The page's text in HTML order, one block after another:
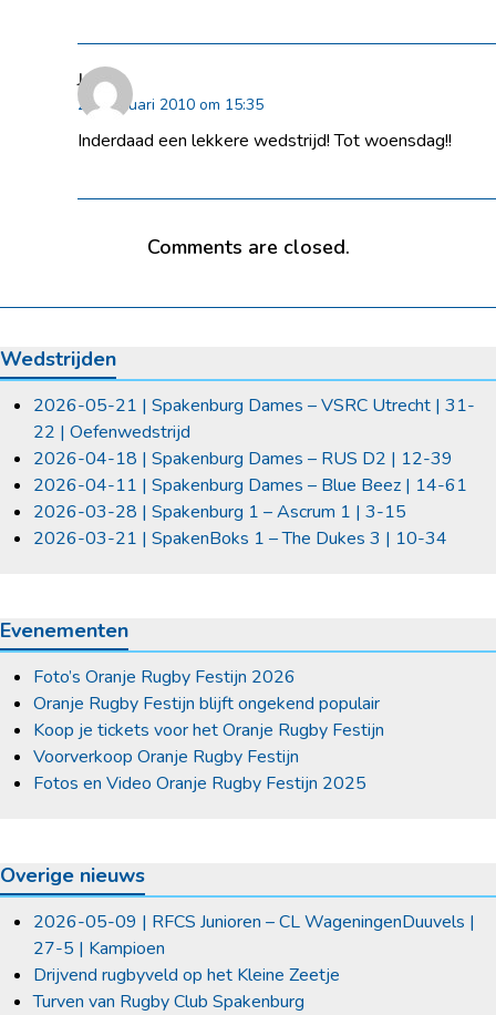
Japie
22 februari 2010 om 15:35
Inderdaad een lekkere wedstrijd! Tot woensdag!!
Comments are closed.
Wedstrijden
2026-05-21 | Spakenburg Dames – VSRC Utrecht | 31-
22 | Oefenwedstrijd
2026-04-18 | Spakenburg Dames – RUS D2 | 12-39
2026-04-11 | Spakenburg Dames – Blue Beez | 14-61
2026-03-28 | Spakenburg 1 – Ascrum 1 | 3-15
2026-03-21 | SpakenBoks 1 – The Dukes 3 | 10-34
Evenementen
Foto’s Oranje Rugby Festijn 2026
Oranje Rugby Festijn blijft ongekend populair
Koop je tickets voor het Oranje Rugby Festijn
Voorverkoop Oranje Rugby Festijn
Fotos en Video Oranje Rugby Festijn 2025
Overige nieuws
2026-05-09 | RFCS Junioren – CL WageningenDuuvels |
27-5 | Kampioen
Drijvend rugbyveld op het Kleine Zeetje
Turven van Rugby Club Spakenburg